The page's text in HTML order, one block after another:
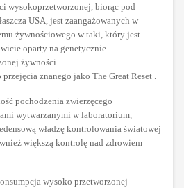
wysokoprzetworzonej, biorąc pod
USA, jest zaangażowanych w
żywnościowego w taki, który jest
oparty na genetycznie
żywności.
znanego jako The Great Reset .
pochodzenia zwierzęcego
wytwarzanymi w laboratorium,
władzę kontrolowania światowej
większą kontrolę nad zdrowiem
wysoko przetworzonej